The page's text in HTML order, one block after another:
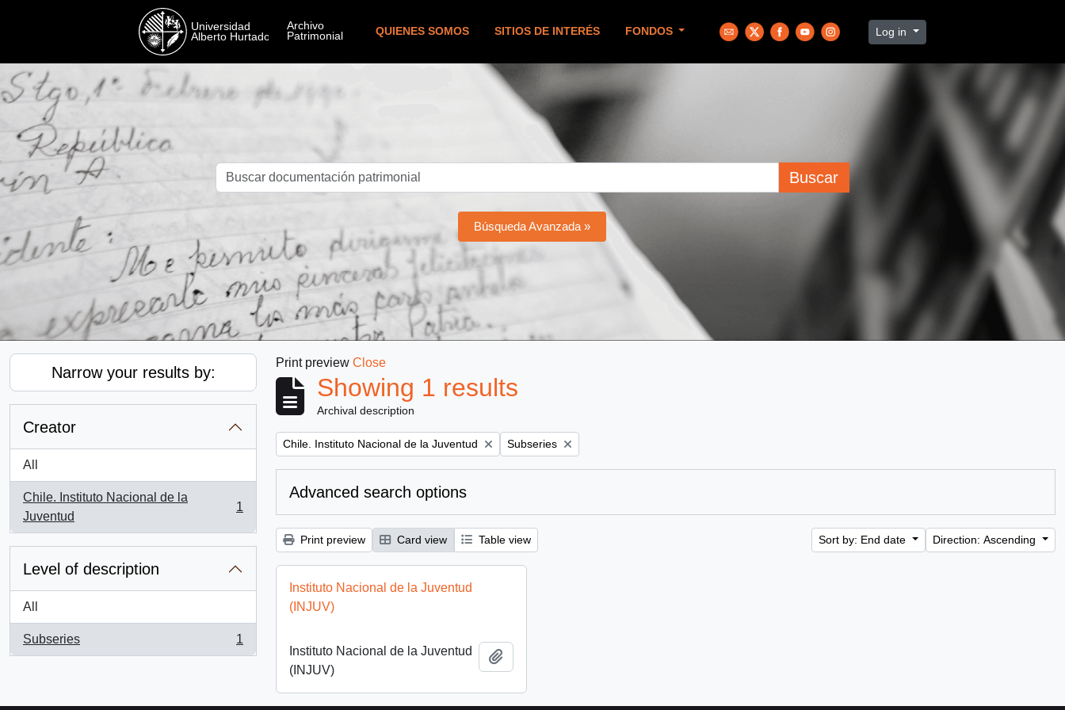
QUIENES SOMOS SITIOS DE INTERÉS FONDOS Log in
Buscar
Búsqueda Avanzada »
Narrow your results by:
Creator
All
Chile. Instituto Nacional de la
Juventud
, 1 results
1
Level of description
All
Subseries
, 1 results
1
Print preview Close
Showing 1 results
Archival description
Remove filter:
Chile. Instituto Nacional de la Juventud Remove filter:
Subseries
Advanced search options
Print preview Card view Table view Sort by: End date Direction: Ascending
Instituto Nacional de la Juventud
(INJUV)
Instituto Nacional de la Juventud
(INJUV)